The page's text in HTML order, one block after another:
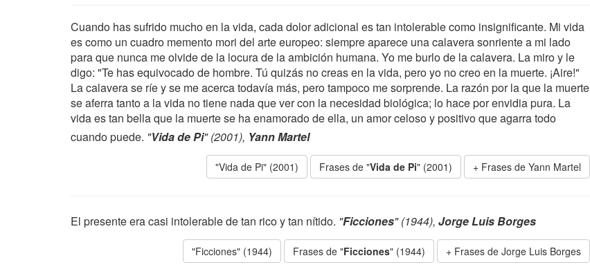
Cuando has sufrido mucho en la vida, cada dolor adicional es tan intolerable como insignificante. Mi vida
es como un cuadro memento mori del arte europeo: siempre aparece una calavera sonriente a mi lado
para que nunca me olvide de la locura de la ambición humana. Yo me burlo de la calavera. La miro y le
digo: "Te has equivocado de hombre. Tú quizás no creas en la vida, pero yo no creo en la muerte. ¡Aire!"
La calavera se ríe y se me acerca todavía más, pero tampoco me sorprende. La razón por la que la muerte
se aferra tanto a la vida no tiene nada que ver con la necesidad biológica; lo hace por envidia pura. La
vida es tan bella que la muerte se ha enamorado de ella, un amor celoso y positivo que agarra todo
cuando puede. "Vida de Pi" (2001), Yann Martel
"Vida de Pi" (2001) Frases de "Vida de Pi" (2001) Frases de Yann Martel
El presente era casi intolerable de tan rico y tan nítido. "Ficciones" (1944), Jorge Luis Borges
"Ficciones" (1944) Frases de "Ficciones" (1944) Frases de Jorge Luis Borges